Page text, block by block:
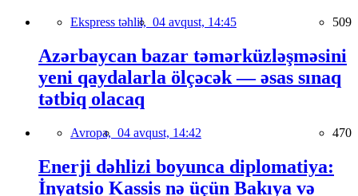
Ekspress təhlil, 04 avqust, 14:45 509
Azərbaycan bazar təmərküzləşməsini
yeni qaydalarla ölçəcək — əsas sınaq
tətbiq olacaq
Avropa, 04 avqust, 14:42 470
Enerji dəhlizi boyunca diplomatiya:
İnyatsio Kassis nə üçün Bakıya və